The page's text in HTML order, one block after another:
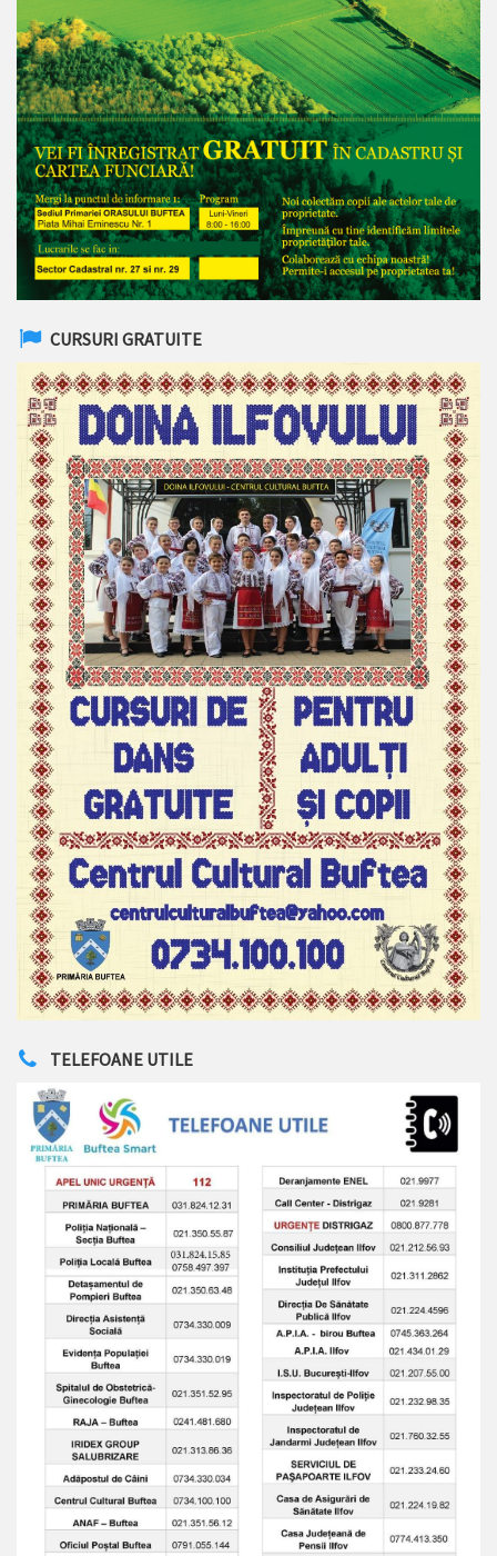
CURSURI GRATUITE
TELEFOANE UTILE